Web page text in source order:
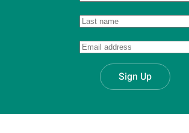
Sign Up